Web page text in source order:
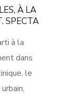
À LA
SPECTA
à la
dans
le